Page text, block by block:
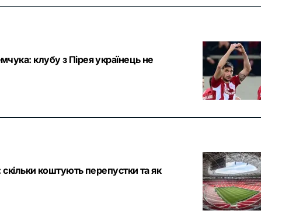
клубу з Пірея українець не
коштують перепустки та як